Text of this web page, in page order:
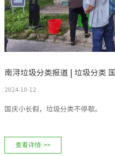
南浔垃圾分类报道 | 垃圾分类
2024-10-12
国庆小长假，垃圾分类不停歇。
查看详情 >>